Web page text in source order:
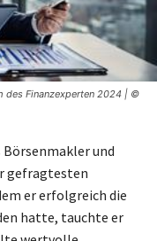
des Finanzexperten 2024 | ©
und
gefragtesten
er erfolgreich die
hatte, tauchte er